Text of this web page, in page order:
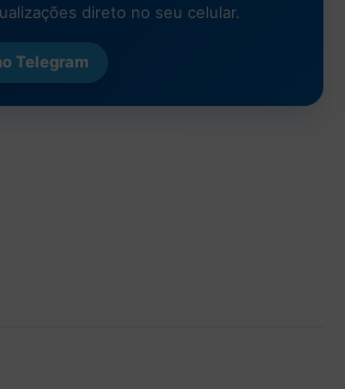
direto no seu celular.
Telegram